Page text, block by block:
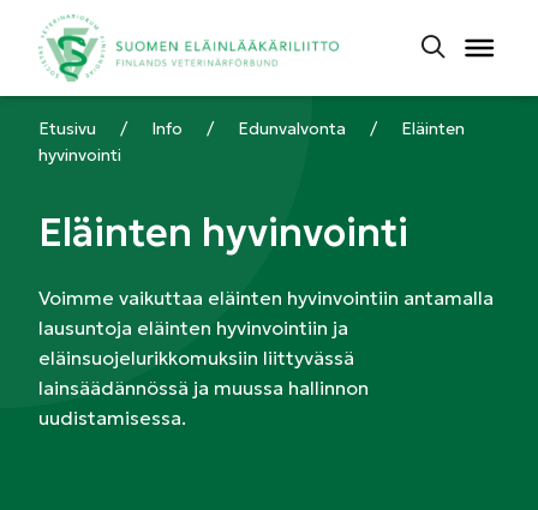
Etusivu / Info / Edunvalvonta /
Eläinten
hyvinvointi
Eläinten hyvinvointi
Voimme vaikuttaa eläinten hyvinvointiin antamalla
lausuntoja eläinten hyvinvointiin ja
eläinsuojelurikkomuksiin liittyvässä
lainsäädännössä ja muussa hallinnon
uudistamisessa.